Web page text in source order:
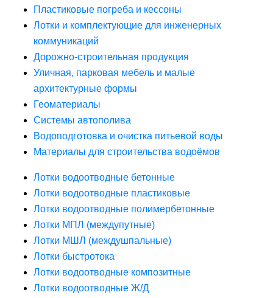
Пластиковые погреба и кессоны
Лотки и комплектующие для инженерных
коммуникаций
Дорожно-строительная продукция
Уличная, парковая мебель и малые
архитектурные формы
Геоматериалы
Системы автополива
Водоподготовка и очистка питьевой воды
Материалы для строительства водоёмов
Лотки водоотводные бетонные
Лотки водоотводные пластиковые
Лотки водоотводные полимербетонные
Лотки МПЛ (междупутные)
Лотки МШЛ (междушпальные)
Лотки быстротока
Лотки водоотводные композитные
Лотки водоотводные Ж/Д